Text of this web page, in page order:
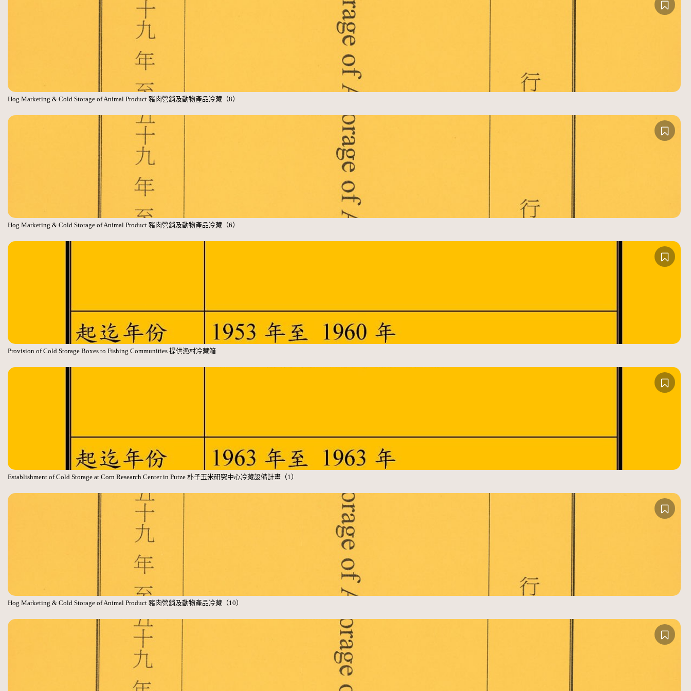
Hog Marketing & Cold Storage of Animal Product 豬肉營銷及動物產品冷藏（8）
Hog Marketing & Cold Storage of Animal Product 豬肉營銷及動物產品冷藏（6）
Provision of Cold Storage Boxes to Fishing Communities 提供漁村冷藏箱
Establishment of Cold Storage at Corn Research Center in Putze 朴子玉米研究中心冷藏設備計畫（1）
Hog Marketing & Cold Storage of Animal Product 豬肉營銷及動物產品冷藏（10）